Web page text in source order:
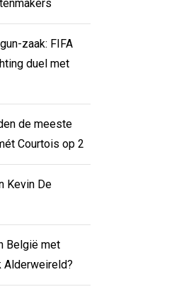
zaak: FIFA
duel met
de meeste
Courtois op 2
Kevin De
België met
Alderweireld?